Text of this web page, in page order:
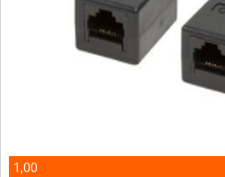
1,00